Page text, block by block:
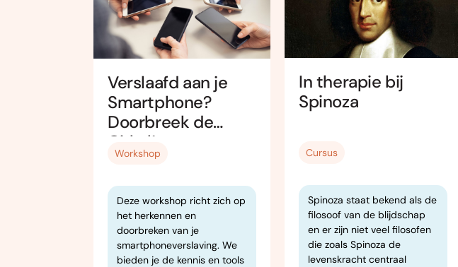
Verslaafd aan je
Smartphone?
Doorbreek de
Cirkel!
Workshop
Deze workshop richt zich op
het herkennen en
doorbreken van je
smartphoneverslaving. We
bieden je de kennis en tools
In therapie bij
Spinoza
Cursus
Spinoza staat bekend als de
filosoof van de blijdschap
en er zijn niet veel filosofen
die zoals Spinoza de
levenskracht centraal